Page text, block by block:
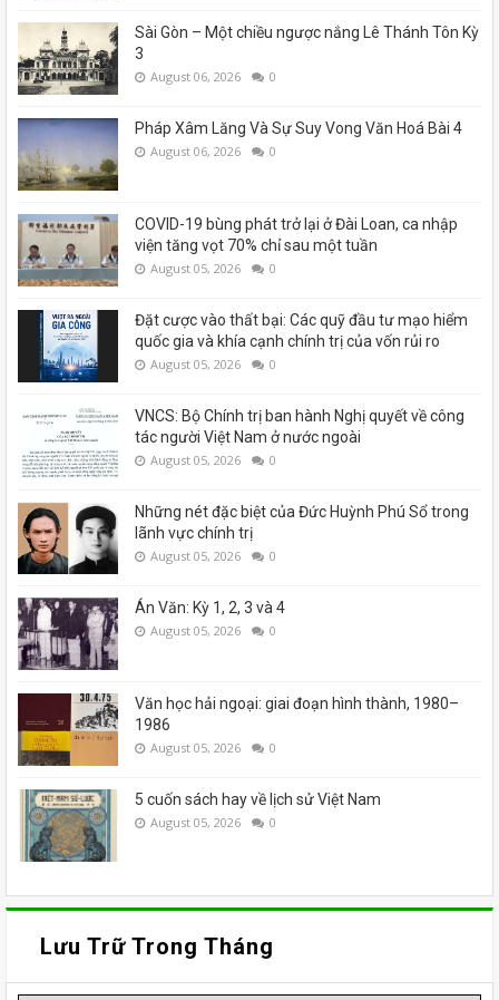
Sài Gòn – Một chiều ngược nắng Lê Thánh Tôn Kỳ
3
August 06, 2026 0
Pháp Xâm Lăng Và Sự Suy Vong Văn Hoá Bài 4
August 06, 2026 0
COVID-19 bùng phát trở lại ở Đài Loan, ca nhập
viện tăng vọt 70% chỉ sau một tuần
August 05, 2026 0
Đặt cược vào thất bại: Các quỹ đầu tư mạo hiểm
quốc gia và khía cạnh chính trị của vốn rủi ro
August 05, 2026 0
VNCS: Bộ Chính trị ban hành Nghị quyết về công
tác người Việt Nam ở nước ngoài
August 05, 2026 0
Những nét đặc biệt của Đức Huỳnh Phú Sổ trong
lãnh vực chính trị
August 05, 2026 0
Án Văn: Kỳ 1, 2, 3 và 4
August 05, 2026 0
Văn học hải ngoại: giai đoạn hình thành, 1980–
1986
August 05, 2026 0
5 cuốn sách hay về lịch sử Việt Nam
August 05, 2026 0
Lưu Trữ Trong Tháng